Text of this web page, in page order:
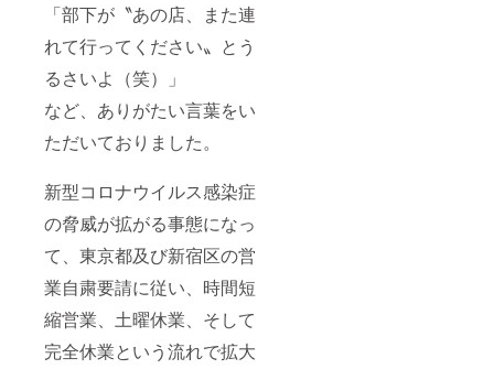
「部下が〝あの店、また連
れて行ってください〟とう
るさいよ（笑）」
など、ありがたい言葉をい
ただいておりました。
新型コロナウイルス感染症
の脅威が拡がる事態になっ
て、東京都及び新宿区の営
業自粛要請に従い、時間短
縮営業、土曜休業、そして
完全休業という流れで拡大